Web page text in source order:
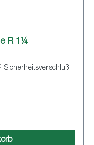
R 1¼